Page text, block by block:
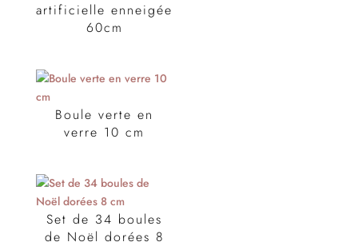
artificielle enneigée
60cm
Boule verte en
verre 10 cm
Set de 34 boules
de Noël dorées 8